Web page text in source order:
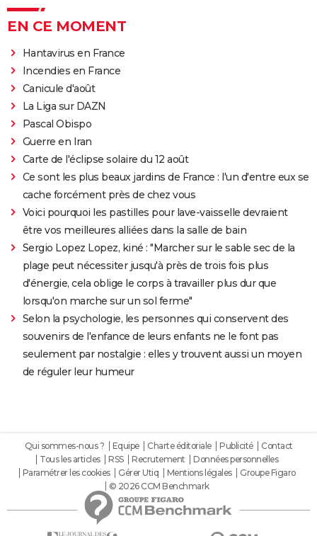
EN CE MOMENT
Hantavirus en France
Incendies en France
Canicule d'août
La Liga sur DAZN
Pascal Obispo
Guerre en Iran
Carte de l'éclipse solaire du 12 août
Ce sont les plus beaux jardins de France : l'un d'entre eux se
cache forcément près de chez vous
Voici pourquoi les pastilles pour lave-vaisselle devraient
être vos meilleures alliées dans la salle de bain
Sergio Lopez Lopez, kiné : "Marcher sur le sable sec de la
plage peut nécessiter jusqu'à près de trois fois plus
d'énergie, cela oblige le corps à travailler plus dur que
lorsqu'on marche sur un sol ferme"
Selon la psychologie, les personnes qui conservent des
souvenirs de l'enfance de leurs enfants ne le font pas
seulement par nostalgie : elles y trouvent aussi un moyen
de réguler leur humeur
Qui sommes-nous ? Equipe Charte éditoriale Publicité
Contact
Tous les articles
RSS Recrutement
Données personnelles
Paramétrer les cookies
Gérer Utiq Mentions légales
Groupe Figaro
© 2026 CCM Benchmark